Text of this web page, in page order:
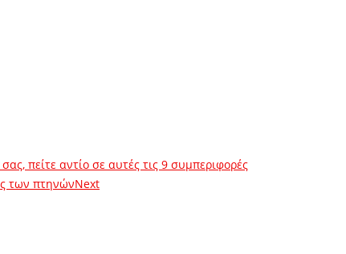
πείτε αντίο σε αυτές τις 9 συμπεριφορές
των πτηνώνNext